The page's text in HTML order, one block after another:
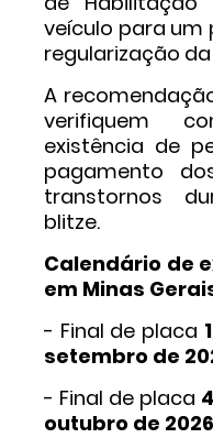
veículo para um
regularização
A
verifiquem
existência de
pagamento
transtornos
blitze.
Calendário de
em Minas
- Final de placa
setembro de
- Final de placa
outubro de 2026